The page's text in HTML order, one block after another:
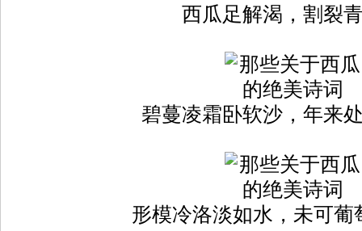
西瓜足解渴，割裂
碧蔓凌霜卧软沙，年来
形模冷洛淡如水，未可葡